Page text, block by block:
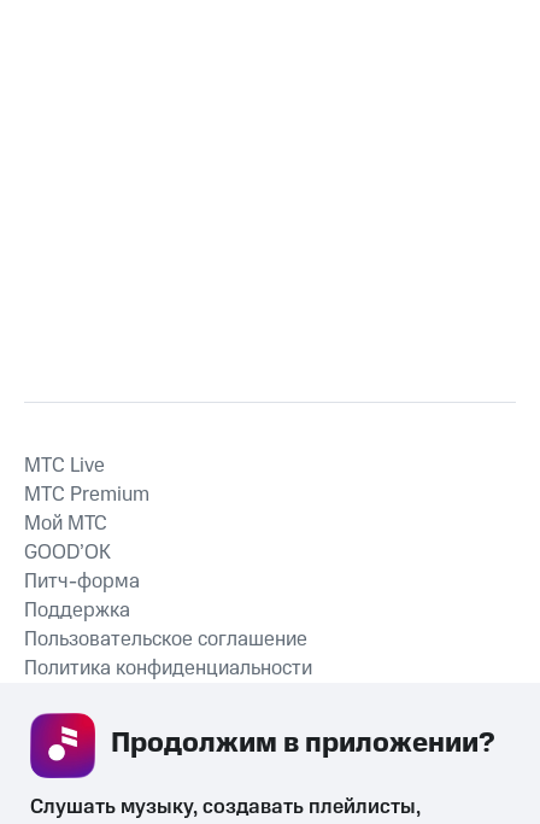
СКАЧАТЬ ПРИЛОЖЕНИЕ
MTС Live
MTС Premium
Мой МТС
GOOD’OK
Питч-форма
Поддержка
Пользовательское соглашение
Политика конфиденциальности
Слушать музыку, создавать плейлисты,